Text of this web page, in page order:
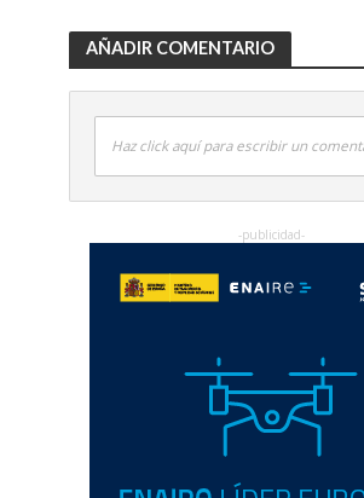
AÑADIR COMENTARIO
Haz click aquí para escribir un